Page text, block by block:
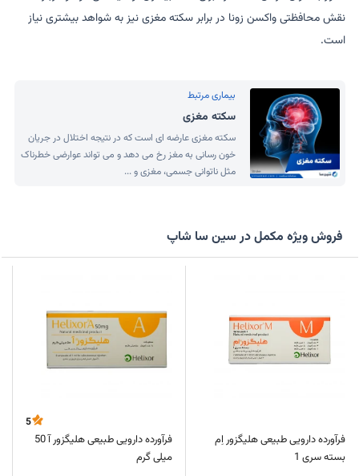
نقش محافظتی واکسن زونا در برابر سکته مغزی نیز به شواهد بیشتری نیاز
است.
بیماری مرتبط
سکته مغزی
سکته مغزی عارضه ای است که در نتیجه اختلال در جریان
خون رسانی به مغز رخ می دهد و می تواند عوارضی خطرناک
مثل ناتوانی جسمی، مغزی و ...
فروش ویژه مکمل در سین سا شاپ
فرآورده دارویی طبیعی هلیگزور اِم
بسته سری 1
5
فرآورده دارویی طبیعی هلیگزور آ 50
میلی گرم